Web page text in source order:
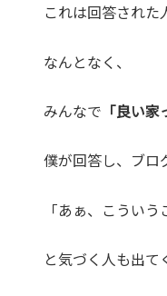
これは回答され
なんとなく、
みんなで 「良い
僕が回答し、ブロ
「あぁ、こうい
と気づく人も出て